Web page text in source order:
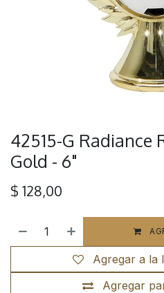
42515-G Radiance
Gold - 6"
$ 128,00
Agregar
Agregar a la